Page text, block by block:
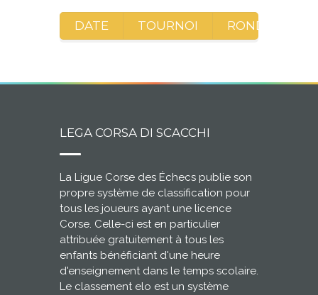
DATE TOURNOI RONDE
LEGA CORSA DI SCACCHI
La Ligue Corse des Échecs publie son
propre système de classification pour
tous les joueurs ayant une licence
Corse. Celle-ci est en particulier
attribuée gratuitement à tous les
enfants bénéficiant d'une heure
d'enseignement dans le temps scolaire.
Le classement elo est un système